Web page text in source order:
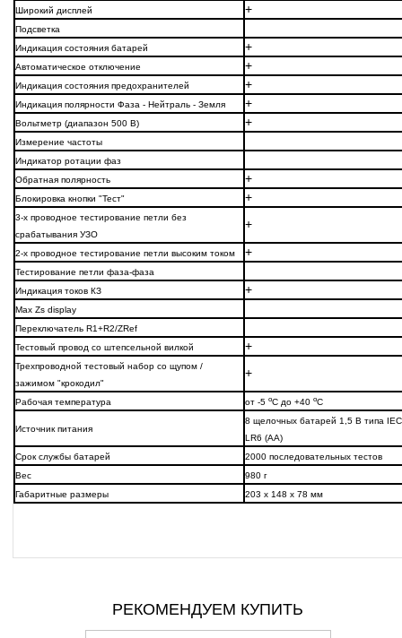
Широкий дисплей +
Подсветка
Индикация состояния батарей
+
Автоматическое отключение +
Индикация состояния предохранителей +
Индикация полярности Фаза - Нейтраль - Земля +
Вольтметр (диапазон 500 В) +
Измерение частоты
Индикатор ротации фаз
Обратная полярность
+
Блокировка кнопки "Тест" +
3-х проводное тестирование петли без
срабатывания УЗО
+
2-х проводное тестирование петли высоким током +
Тестирование петли фаза-фаза
Индикация токов КЗ
+
Max Zs display
Переключатель R1+R2/ZRef
Тестовый провод со штепсельной вилкой
+
Трехпроводной тестовый набор со щупом /
зажимом "крокодил"
+
Рабочая температура от -5 оС до +40 оС
Источник питания
8 щелочных батарей 1,5 В типа IEC
LR6 (AA)
Срок службы батарей
2000 последовательных тестов
Вес
980 г
Габаритные размеры
203 х 148 х 78 мм
РЕКОМЕНДУЕМ КУПИТЬ